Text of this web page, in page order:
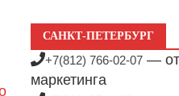
САНКТ-ПЕТЕРБУРГ
+7(812) 766-02-07 —
маркетинга